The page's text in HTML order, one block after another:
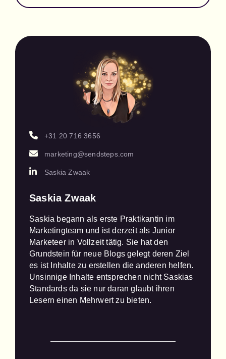
+31 20 716 3656
marketing@sendsteps.com
Saskia Zwaak
Saskia Zwaak
Saskia begann als erste Praktikantin im
Marketingteam und ist derzeit als Junior
Marketeer in Vollzeit tätig. Sie hat den
Grundstein für neue Blogs gelegt deren Ziel
es ist Inhalte zu erstellen die anderen helfen.
Unsinnige Inhalte entsprechen nicht Saskias
Standards da sie nur daran glaubt ihren
Lesern einen Mehrwert zu bieten.